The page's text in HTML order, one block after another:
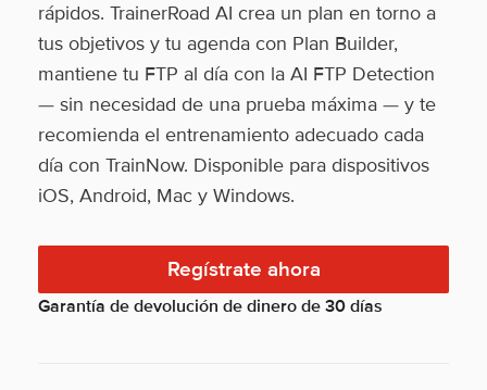
rápidos. TrainerRoad AI crea un plan en torno a
tus objetivos y tu agenda con Plan Builder,
mantiene tu FTP al día con la AI FTP Detection
— sin necesidad de una prueba máxima — y te
recomienda el entrenamiento adecuado cada
día con TrainNow. Disponible para dispositivos
iOS, Android, Mac y Windows.
Regístrate ahora
Garantía de devolución de dinero de 30 días